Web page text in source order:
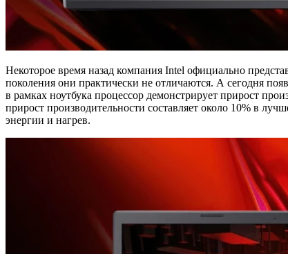
Некоторое время назад компания Intel официально
поколения они практически не отличаются. А сегодня
в рамках ноутбука процессор демонстрирует прирост
прирост производительности составляет около 10% в
энергии и нагрев.